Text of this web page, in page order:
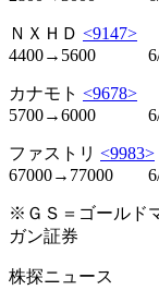
ＮＸＨＤ <9147>
4400→5600
カナモト <9678>
5700→6000
ファストリ <9983>
67000→77000
※ＧＳ＝ゴールド
ガン証券
株探ニュース